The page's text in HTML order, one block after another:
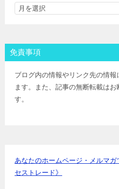
ＳＭＢＣ日興証券
岡三証券IPOﾙｰﾙ
ＧＭＯクリック証券
アイザワ証券IPOﾙｰﾙ
むさし証券
IPOﾙｰﾙ
マネックス証券
免責事項
ブログ内の情報やリンク先の情
ます。また、記事の無断転載は
す。
あなたのホームページ・メルマ
セストレード》